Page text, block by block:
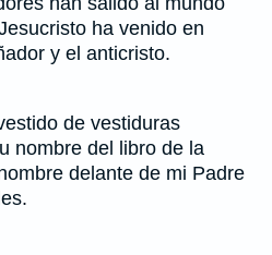
ha venido en
y el anticristo.
de vestiduras
nombre del libro de la
delante de mi Padre